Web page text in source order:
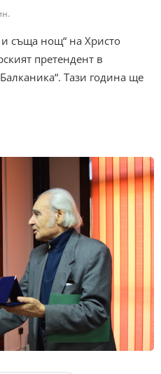
съща нощ“ на Христо
претендент в
Тази година ще